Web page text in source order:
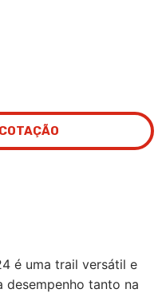
é uma trail versátil e
desempenho tanto na